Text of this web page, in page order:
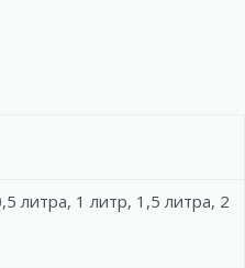
литра, 1 литр, 1,5 литра, 2